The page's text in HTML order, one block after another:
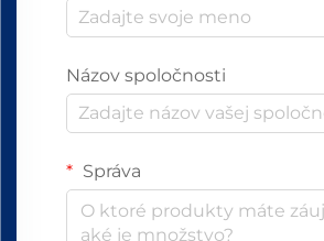
Názov spoločnosti
Správa